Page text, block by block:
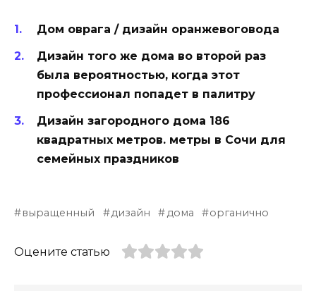
Дом оврага / дизайн оранжевоговода
Дизайн того же дома во второй раз
была вероятностью, когда этот
профессионал попадет в палитру
Дизайн загородного дома 186
квадратных метров. метры в Сочи для
семейных праздников
выращенный дизайн дома органично
Оцените статью